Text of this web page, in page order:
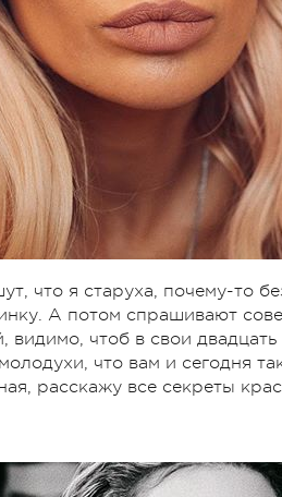
что я старуха, почему-то
А потом спрашивают
видимо, чтоб в свои
что вам и сегодня
расскажу все секреты